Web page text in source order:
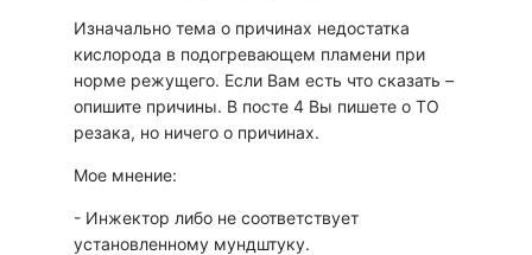
Изначально тема о причинах недостатка
кислорода в подогревающем пламени при
норме режущего. Если Вам есть что сказать –
опишите причины. В посте 4 Вы пишете о ТО
резака, но ничего о причинах.
Мое мнение:
- Инжектор либо не соответствует
установленному мундштуку.